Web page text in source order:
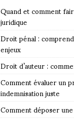
Quand et comment
juridique
Droit pénal :
enjeux
Droit d’auteur :
Comment évaluer un
indemnisation juste
Comment déposer